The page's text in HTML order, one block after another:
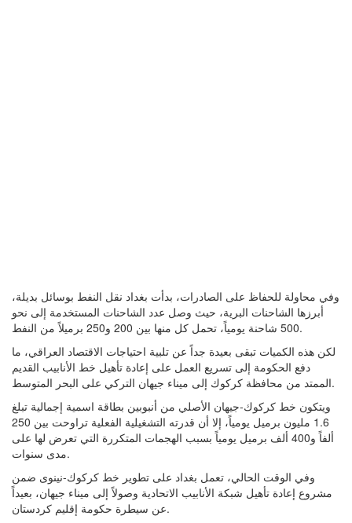
وفي محاولة للحفاظ على الصادرات، بدأت بغداد نقل النفط بوسائل بديلة،
أبرزها الشاحنات البرية، حيث وصل عدد الشاحنات المستخدمة إلى نحو
500 شاحنة يومياً، تحمل كل منها بين 200 و250 برميلاً من النفط.
لكن هذه الكميات تبقى بعيدة جداً عن تلبية احتياجات الاقتصاد العراقي، ما
دفع الحكومة إلى تسريع العمل على إعادة تأهيل خط الأنابيب القديم
الممتد من محافظة كركوك إلى ميناء جيهان التركي على البحر المتوسط.
ويتكون خط كركوك-جيهان الأصلي من أنبوبين بطاقة اسمية إجمالية تبلغ
1.6 مليون برميل يومياً، إلا أن قدرته التشغيلية الفعلية تراوحت بين 250
ألفاً و400 ألف برميل يومياً بسبب الهجمات المتكررة التي تعرض لها على
مدى سنوات.
وفي الوقت الحالي، تعمل بغداد على تطوير خط كركوك-نينوى ضمن
مشروع إعادة تأهيل شبكة الأنابيب الاتحادية وصولاً إلى ميناء جيهان، بعيداً
عن سيطرة حكومة إقليم كردستان.